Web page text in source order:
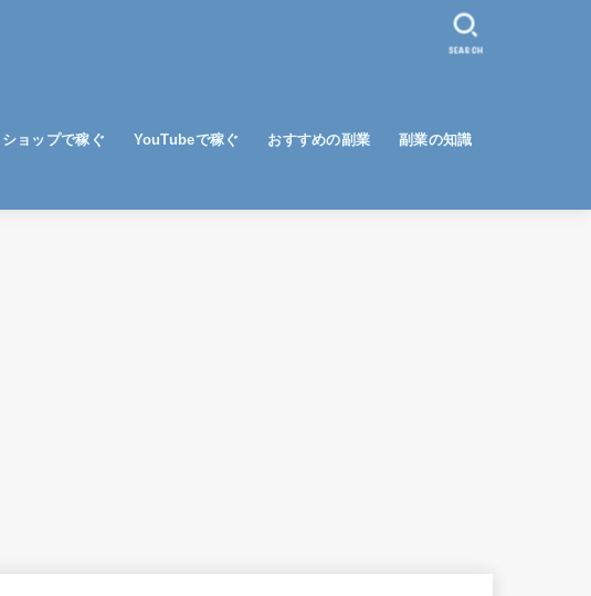
ョップで稼ぐ YouTubeで稼ぐ おすすめの副業 副業の知識
SEARCH